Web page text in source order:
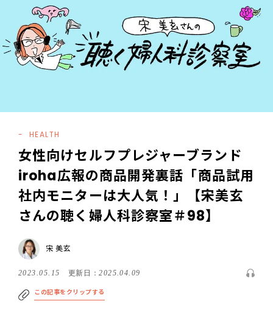
HEALTH
女性向けセルフプレジャーブランド
iroha広報の商品開発裏話「商品試用
社内モニターは大人気！」【宋美玄
さんの聴く婦人科診察室＃98】
宋 美玄
2023.05.15 更新日：2025.04.09
この記事をクリップする